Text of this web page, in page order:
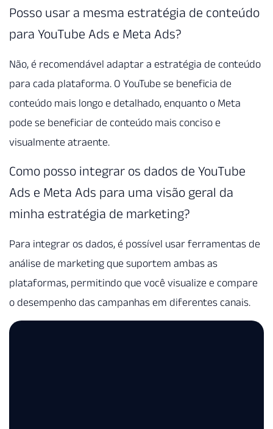
Posso usar a mesma estratégia de conteúdo
para YouTube Ads e Meta Ads?
Não, é recomendável adaptar a estratégia de conteúdo
para cada plataforma. O YouTube se beneficia de
conteúdo mais longo e detalhado, enquanto o Meta
pode se beneficiar de conteúdo mais conciso e
visualmente atraente.
Como posso integrar os dados de YouTube
Ads e Meta Ads para uma visão geral da
minha estratégia de marketing?
Para integrar os dados, é possível usar ferramentas de
análise de marketing que suportem ambas as
plataformas, permitindo que você visualize e compare
o desempenho das campanhas em diferentes canais.